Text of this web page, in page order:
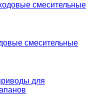
смесительные
смесительные
для